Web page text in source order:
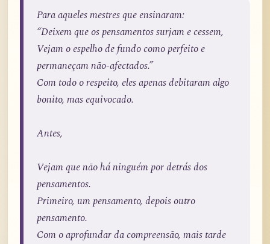
Para aqueles mestres que ensinaram:
“Deixem que os pensamentos surjam e cessem,
Vejam o espelho de fundo como perfeito e
permaneçam não-afectados.”
Com todo o respeito, eles apenas debitaram algo
bonito, mas equivocado.
Antes,
Vejam que não há ninguém por detrás dos
pensamentos.
Primeiro, um pensamento, depois outro
pensamento.
Com o aprofundar da compreensão, mais tarde